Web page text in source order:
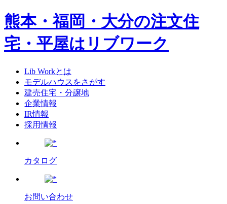
熊本・福岡・大分の注文住
宅・平屋はリブワーク
Lib Workとは
モデルハウスをさがす
建売住宅・分譲地
企業情報
IR情報
採用情報
カタログ
お問い合わせ